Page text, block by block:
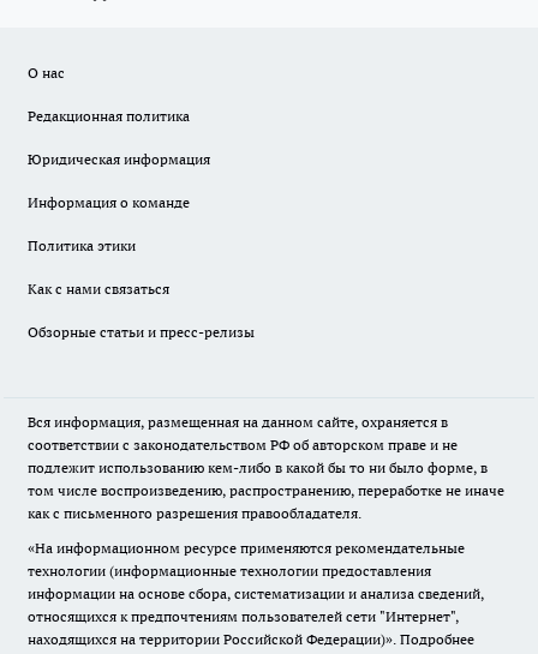
О нас
Редакционная политика
Юридическая информация
Информация о команде
Политика этики
Как с нами связаться
Обзорные статьи и пресс-релизы
Вся информация, размещенная на данном сайте, охраняется в
соответствии с законодательством РФ об авторском праве и не
подлежит использованию кем-либо в какой бы то ни было форме, в
том числе воспроизведению, распространению, переработке не иначе
как с письменного разрешения правообладателя.
«На информационном ресурсе применяются рекомендательные
технологии (информационные технологии предоставления
информации на основе сбора, систематизации и анализа сведений,
относящихся к предпочтениям пользователей сети "Интернет",
находящихся на территории Российской Федерации)». Подробнее